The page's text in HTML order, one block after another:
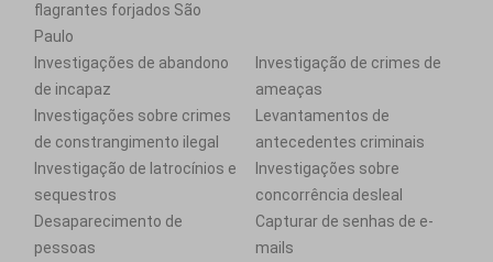
flagrantes forjados São
Paulo
Investigações de abandono
de incapaz
Investigação de crimes de
ameaças
Investigações sobre crimes
de constrangimento ilegal
Levantamentos de
antecedentes criminais
Investigação de latrocínios e
sequestros
Investigações sobre
concorrência desleal
Desaparecimento de
pessoas
Capturar de senhas de e-
mails